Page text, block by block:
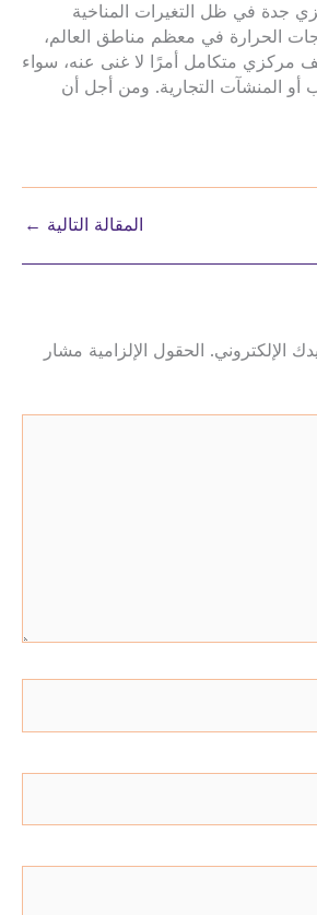
جدة في ظل التغيرات المناخية
الحرارة في معظم مناطق العالم،
مركزي متكامل أمرًا لا غنى عنه، سواء
أو المنشآت التجارية. ومن أجل أن
المقالة التالية ←
الإلكتروني.
الحقول الإلزامية مشار